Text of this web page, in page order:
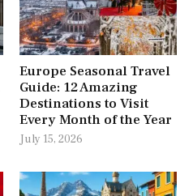
Europe Seasonal Travel
Guide: 12 Amazing
Destinations to Visit
Every Month of the Year
July 15, 2026